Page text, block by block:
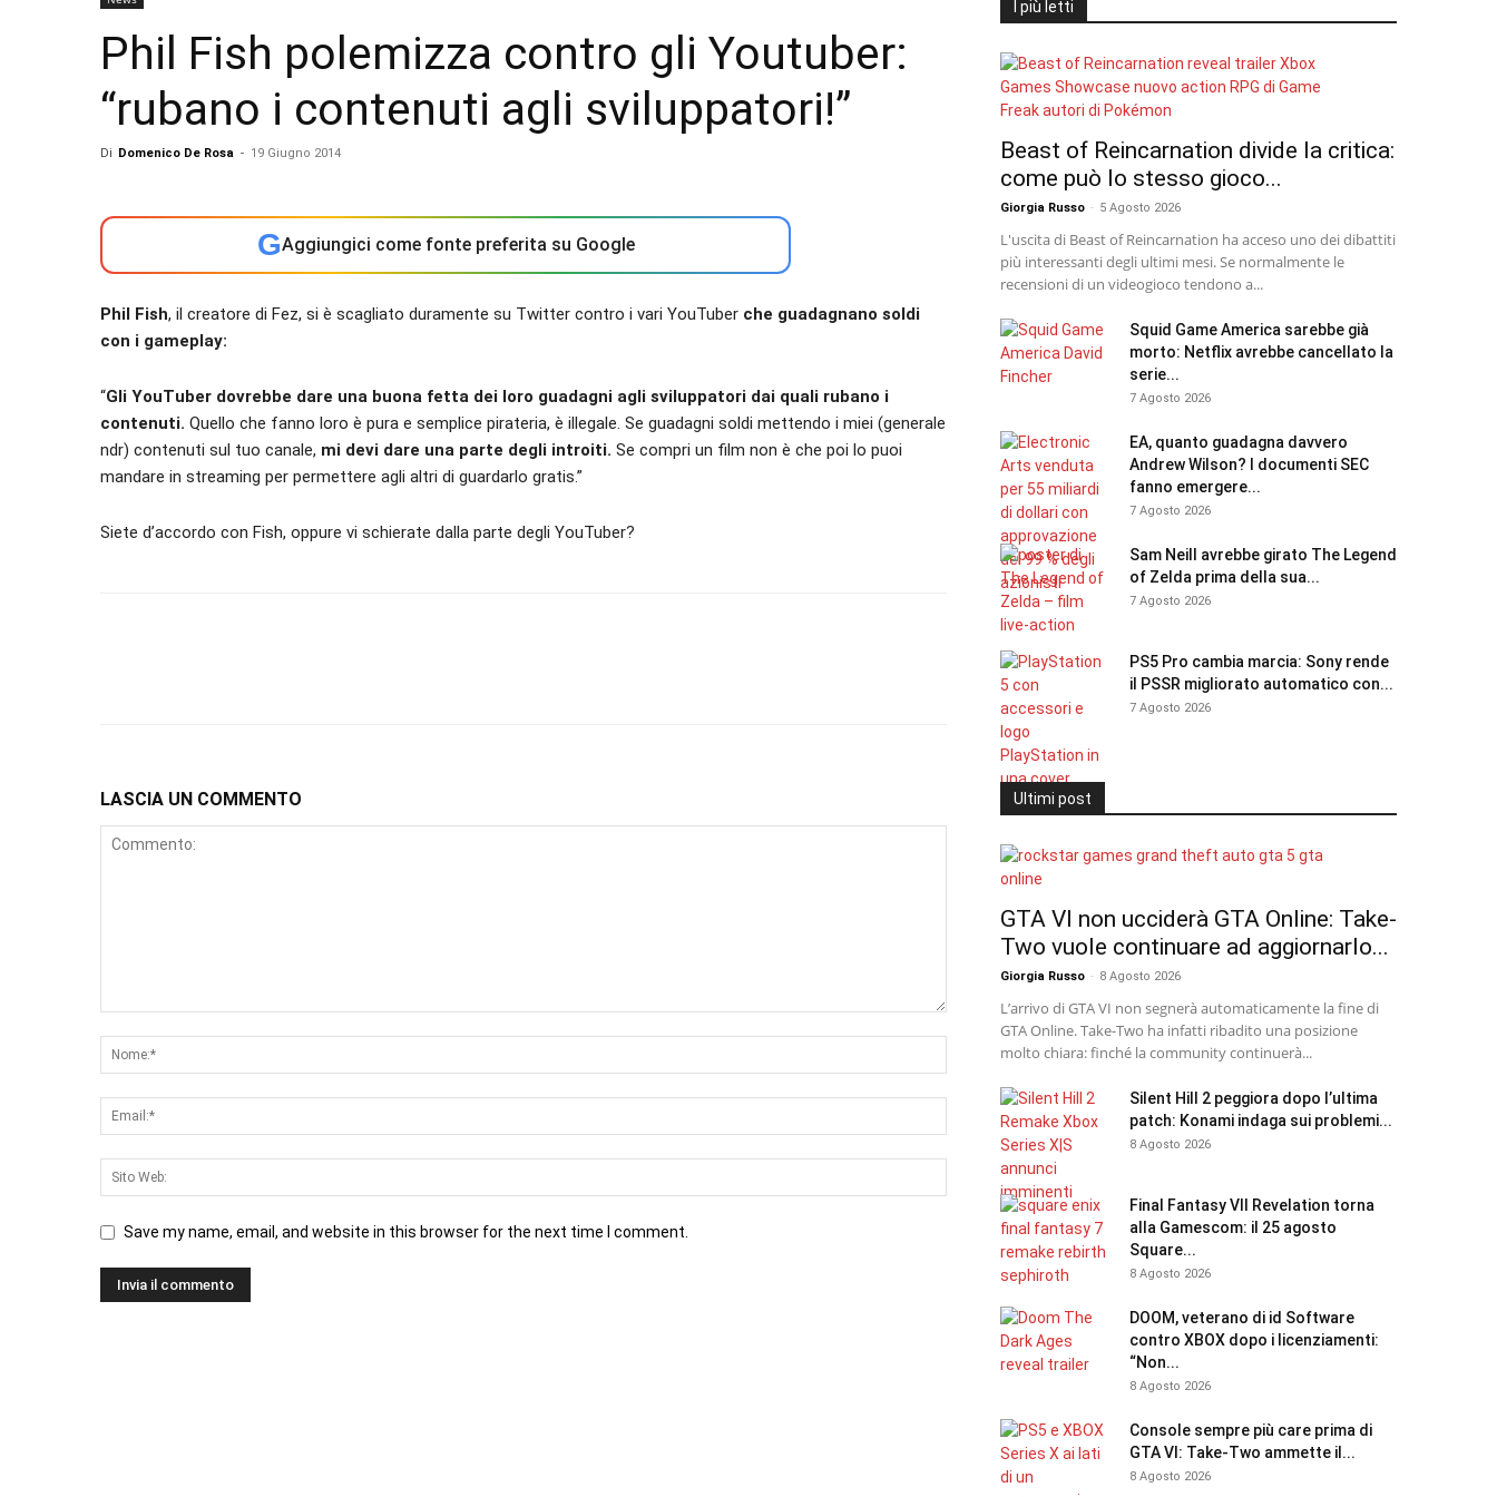
Phil Fish polemizza contro gli Youtuber:
“rubano i contenuti agli sviluppatori!”
Di Domenico De Rosa - 19 Giugno 2014
GAggiungici come fonte preferita su Google
Phil Fish, il creatore di Fez, si è scagliato duramente su Twitter contro i vari YouTuber che guadagnano soldi
con i gameplay:
“Gli YouTuber dovrebbe dare una buona fetta dei loro guadagni agli sviluppatori dai quali rubano i
contenuti. Quello che fanno loro è pura e semplice pirateria, è illegale. Se guadagni soldi mettendo i miei (generale
ndr) contenuti sul tuo canale, mi devi dare una parte degli introiti. Se compri un film non è che poi lo puoi
mandare in streaming per permettere agli altri di guardarlo gratis.”
Siete d’accordo con Fish, oppure vi schierate dalla parte degli YouTuber?
LASCIA UN COMMENTO
Save my name, email, and website in this browser for the next time I comment.
I più letti
Beast of Reincarnation divide la critica:
come può lo stesso gioco...
Giorgia Russo - 5 Agosto 2026
L'uscita di Beast of Reincarnation ha acceso uno dei dibattiti
più interessanti degli ultimi mesi. Se normalmente le
recensioni di un videogioco tendono a...
Squid Game America sarebbe già
morto: Netflix avrebbe cancellato la
serie...
7 Agosto 2026
EA, quanto guadagna davvero
Andrew Wilson? I documenti SEC
fanno emergere...
7 Agosto 2026
Sam Neill avrebbe girato The Legend
of Zelda prima della sua...
7 Agosto 2026
PS5 Pro cambia marcia: Sony rende
il PSSR migliorato automatico con...
7 Agosto 2026
Ultimi post
GTA VI non ucciderà GTA Online: Take-
Two vuole continuare ad aggiornarlo...
Giorgia Russo - 8 Agosto 2026
L’arrivo di GTA VI non segnerà automaticamente la fine di
GTA Online. Take-Two ha infatti ribadito una posizione
molto chiara: finché la community continuerà...
Silent Hill 2 peggiora dopo l’ultima
patch: Konami indaga sui problemi...
8 Agosto 2026
Final Fantasy VII Revelation torna
alla Gamescom: il 25 agosto
Square...
8 Agosto 2026
DOOM, veterano di id Software
contro XBOX dopo i licenziamenti:
“Non...
8 Agosto 2026
Console sempre più care prima di
GTA VI: Take-Two ammette il...
8 Agosto 2026